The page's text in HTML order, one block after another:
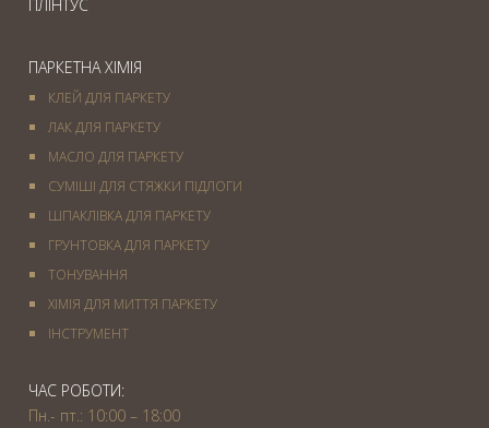
ПЛІНТУС
ПАРКЕТНА ХІМІЯ
КЛЕЙ ДЛЯ ПАРКЕТУ
ЛАК ДЛЯ ПАРКЕТУ
МАСЛО ДЛЯ ПАРКЕТУ
СУМІШІ ДЛЯ СТЯЖКИ ПІДЛОГИ
ШПАКЛІВКА ДЛЯ ПАРКЕТУ
ГРУНТОВКА ДЛЯ ПАРКЕТУ
ТОНУВАННЯ
ХІМІЯ ДЛЯ МИТТЯ ПАРКЕТУ
IНСТРУМЕНТ
ЧАС РОБОТИ:
Пн.- пт.: 10:00 – 18:00